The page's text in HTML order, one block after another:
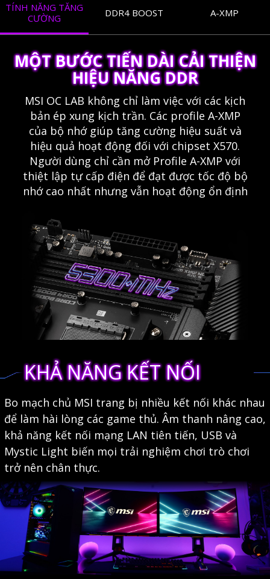
TÍNH NĂNG TĂNG
CƯỜNG
DDR4 BOOST A-XMP
MỘT BƯỚC TIẾN DÀI CẢI THIỆN
HIỆU NĂNG DDR
MSI OC LAB không chỉ làm việc với các kịch
bản ép xung kịch trần. Các profile A-XMP
của bộ nhớ giúp tăng cường hiệu suất và
hiệu quả hoạt động đối với chipset X570.
Người dùng chỉ cần mở Profile A-XMP với
thiệt lập tự cấp điện để đạt được tốc độ bộ
nhớ cao nhất nhưng vẫn hoạt động ổn định
KHẢ NĂNG KẾT NỐI
Bo mạch chủ MSI trang bị nhiều kết nối khác nhau
để làm hài lòng các game thủ. Âm thanh nâng cao,
khả năng kết nối mạng LAN tiên tiến, USB và
Mystic Light biến mọi trải nghiệm chơi trò chơi
trở nên chân thực.